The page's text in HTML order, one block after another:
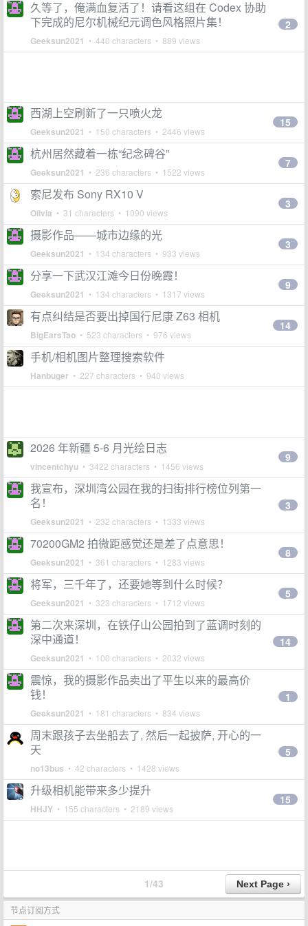
久等了，俺满血复活了！请看这组在 Codex 协助
下完成的尼尔机械纪元调色风格照片集！
Geeksun2021 • 440 characters • 889 views
2
西湖上空刷新了一只喷火龙
Geeksun2021 • 150 characters • 2446 views
15
杭州居然藏着一栋“纪念碑谷”
Geeksun2021 • 236 characters • 1522 views
7
索尼发布 Sony RX10 V
Olivia • 31 characters • 1090 views
3
摄影作品——城市边缘的光
Geeksun2021 • 134 characters • 933 views
3
分享一下武汉江滩今日份晚霞！
Geeksun2021 • 134 characters • 1317 views
9
有点纠结是否要出掉国行尼康 Z63 相机
BigEarsTao • 523 characters • 976 views
14
手机/相机图片整理搜索软件
Hanbuger • 227 characters • 940 views
2026 年新疆 5-6 月光绘日志
vincentchyu • 3422 characters • 1456 views
9
我宣布，深圳湾公园在我的扫街排行榜位列第一
名！
Geeksun2021 • 232 characters • 1333 views
3
70200GM2 拍微距感觉还是差了点意思！
Geeksun2021 • 361 characters • 1283 views
8
将军，三千年了，还要她等到什么时候？
Geeksun2021 • 323 characters • 1712 views
5
第二次来深圳，在铁仔山公园拍到了蓝调时刻的
深中通道！
Geeksun2021 • 100 characters • 2032 views
14
震惊，我的摄影作品卖出了平生以来的最高价
钱！
Geeksun2021 • 181 characters • 834 views
1
周末跟孩子去坐船去了, 然后一起披萨, 开心的一
天
no13bus • 42 characters • 1428 views
5
升级相机能带来多少提升
HHJY • 155 characters • 2189 views
15
1/43
节点订阅方式